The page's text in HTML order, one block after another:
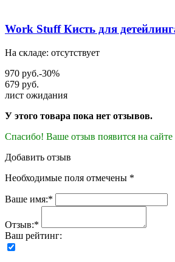
Work Stuff Кисть для
На складе: отсутствует
970 руб.-30%
679 руб.
лист ожидания
У этого товара пока нет отзывов.
Спасибо! Ваше отзыв появится на
Добавить отзыв
Необходимые поля отмечены *
Ваше имя:*
Отзыв:*
Ваш рейтинг: